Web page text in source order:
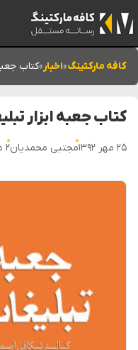
کافه مارکتینگ»اخبار»کتاب
کتاب جعبه ابزار
۲۵ مهر ۱۳۹۲ مجتبی محمدیان۲ دقیقه مطالعه